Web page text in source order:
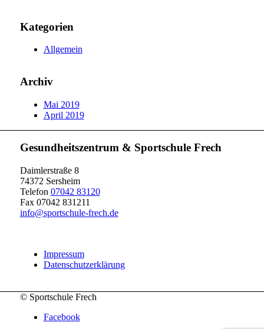
Kategorien
Allgemein
Archiv
Mai 2019
April 2019
Gesundheitszentrum & Sportschule Frech
Daimlerstraße 8
74372 Sersheim
Telefon 07042 83120
Fax 07042 831211
info@sportschule-frech.de
Impressum
Datenschutzerklärung
© Sportschule Frech
Facebook